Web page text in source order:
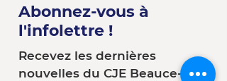
Abonnez-vous à
l'infolettre !
Recevez les dernières
nouvelles du CJE Beauce-Sud